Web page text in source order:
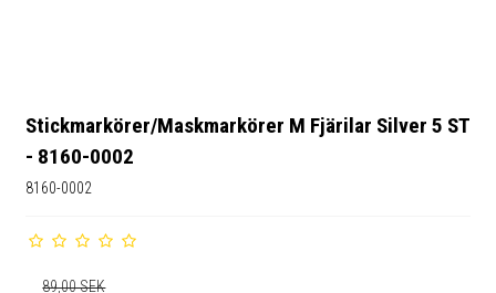
Stickmarkörer/Maskmarkörer M Fjärilar Silver 5 ST
- 8160-0002
8160-0002
89,00 SEK